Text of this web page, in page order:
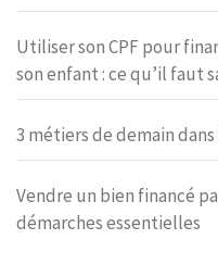
Utiliser son CPF pour
son enfant : ce qu’il faut
3 métiers de demain
Vendre un bien financé
démarches essentielles